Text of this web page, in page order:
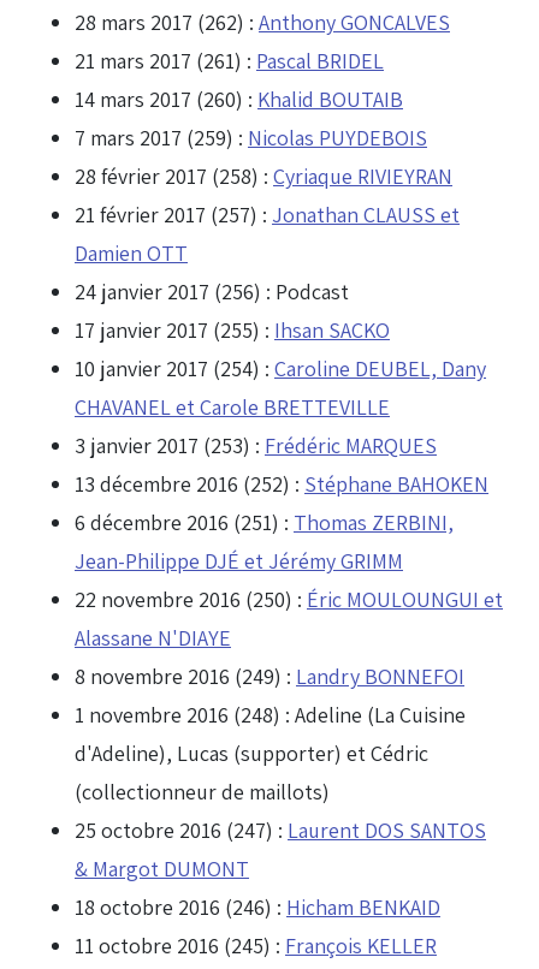
28 mars 2017 (262) : Anthony GONCALVES
21 mars 2017 (261) : Pascal BRIDEL
14 mars 2017 (260) : Khalid BOUTAIB
7 mars 2017 (259) : Nicolas PUYDEBOIS
28 février 2017 (258) : Cyriaque RIVIEYRAN
21 février 2017 (257) : Jonathan CLAUSS et
Damien OTT
24 janvier 2017 (256) : Podcast
17 janvier 2017 (255) : Ihsan SACKO
10 janvier 2017 (254) : Caroline DEUBEL, Dany
CHAVANEL et Carole BRETTEVILLE
3 janvier 2017 (253) : Frédéric MARQUES
13 décembre 2016 (252) : Stéphane BAHOKEN
6 décembre 2016 (251) : Thomas ZERBINI,
Jean-Philippe DJÉ et Jérémy GRIMM
22 novembre 2016 (250) : Éric MOULOUNGUI et
Alassane N'DIAYE
8 novembre 2016 (249) : Landry BONNEFOI
1 novembre 2016 (248) : Adeline (La Cuisine
d'Adeline), Lucas (supporter) et Cédric
(collectionneur de maillots)
25 octobre 2016 (247) : Laurent DOS SANTOS
& Margot DUMONT
18 octobre 2016 (246) : Hicham BENKAID
11 octobre 2016 (245) : François KELLER